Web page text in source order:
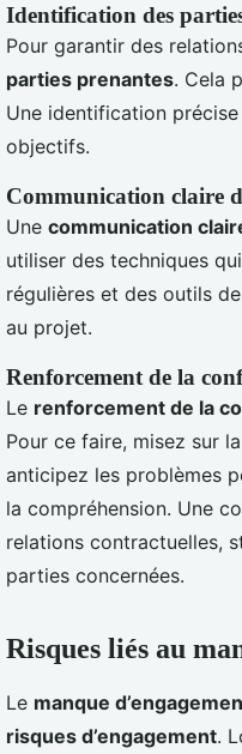
Identification des
Pour garantir des
parties prenantes. Cela
Une identification
objectifs.
Communication claire
Une communication
utiliser des techniques
régulières et des outils
au projet.
Renforcement de la
Le renforcement de la
Pour ce faire, misez sur
anticipez les problèmes
la compréhension. Une
relations contractuelles,
parties concernées.
Risques liés au
Le manque
risques d’engagement.